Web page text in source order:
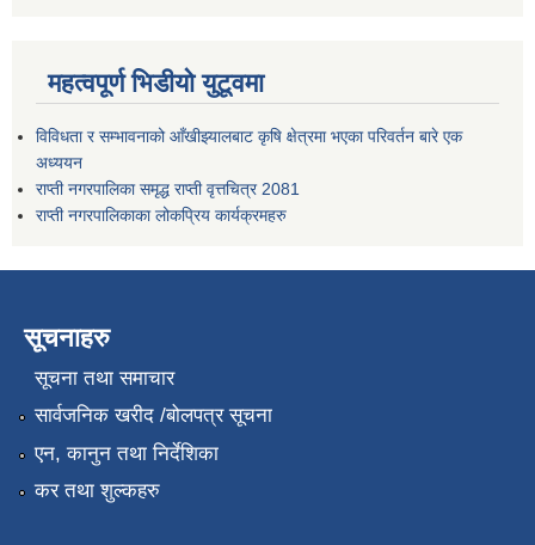
महत्वपूर्ण भिडीयो युटूवमा
विविधता र सम्भावनाको आँखीझ्यालबाट कृषि क्षेत्रमा भएका परिवर्तन बारे एक
अध्ययन
राप्ती नगरपालिका समृद्ध राप्ती वृत्तचित्र 2081
राप्ती नगरपालिकाका लोकप्रिय कार्यक्रमहरु
सूचनाहरु
सूचना तथा समाचार
सार्वजनिक खरीद /बोलपत्र सूचना
एन, कानुन तथा निर्देशिका
कर तथा शुल्कहरु